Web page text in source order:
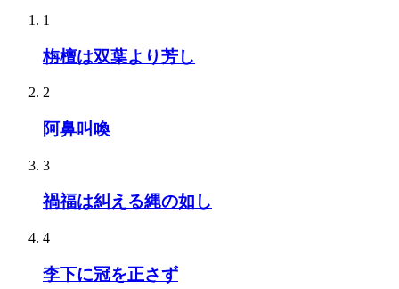
1
栴檀は双葉より芳し
2
阿鼻叫喚
3
禍福は糾える縄の如し
4
李下に冠を正さず